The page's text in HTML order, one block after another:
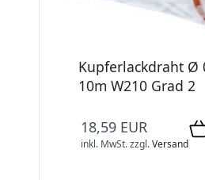
Kupferlackdraht Ø
10m W210 Grad 2
18,59 EUR
inkl. MwSt.zzgl.Versand